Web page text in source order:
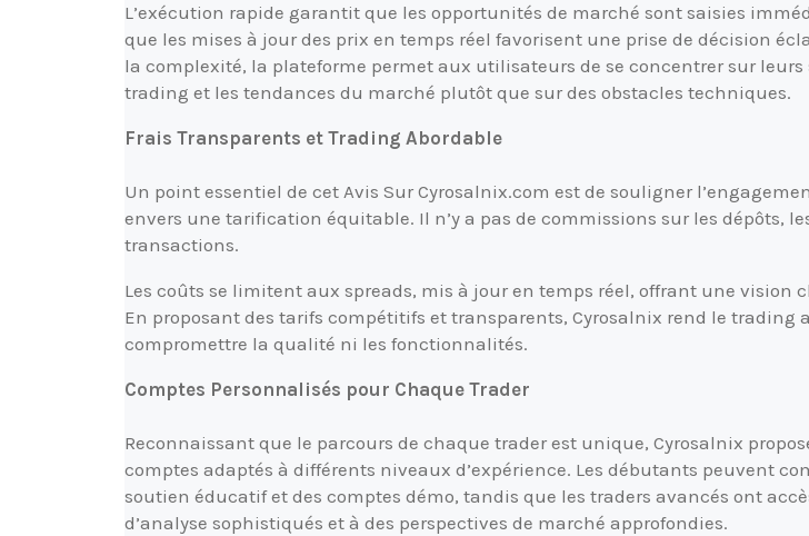
L’exécution rapide garantit que les opportunités de marché sont saisies
que les mises à jour des prix en temps réel favorisent une prise de décision
la complexité, la plateforme permet aux utilisateurs de se concentrer sur leurs
trading et les tendances du marché plutôt que sur des obstacles techniques.
Frais Transparents et Trading Abordable
Un point essentiel de cet Avis Sur Cyrosalnix.com est de souligner
envers une tarification équitable. Il n’y a pas de commissions sur les dépôts,
transactions.
Les coûts se limitent aux spreads, mis à jour en temps réel, offrant une vision
En proposant des tarifs compétitifs et transparents, Cyrosalnix rend le trading
compromettre la qualité ni les fonctionnalités.
Comptes Personnalisés pour Chaque Trader
Reconnaissant que le parcours de chaque trader est unique, Cyrosalnix
comptes adaptés à différents niveaux d’expérience. Les débutants peuvent
soutien éducatif et des comptes démo, tandis que les traders avancés ont
d’analyse sophistiqués et à des perspectives de marché approfondies.